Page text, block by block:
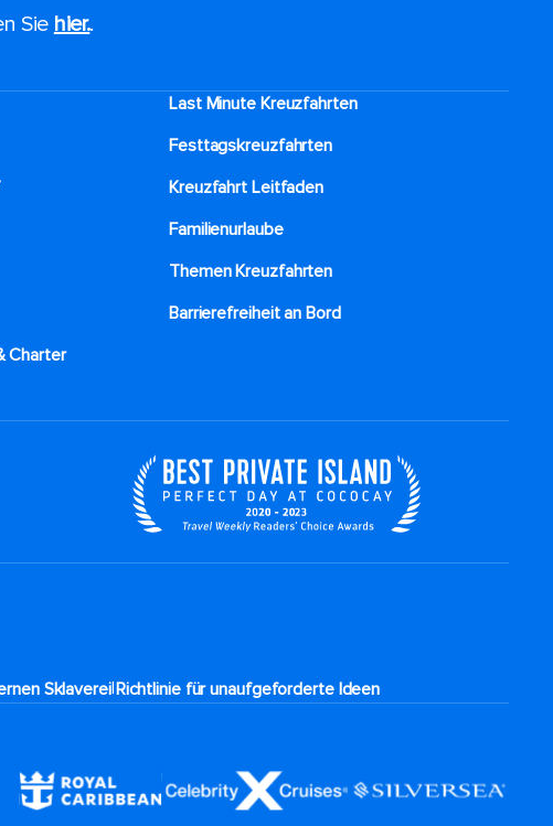
Sie hier..
Last Minute Kreuzfahrten
Festtagskreuzfahrten​
Kreuzfahrt Leitfaden
Familienurlaube​
Themen Kreuzfahrten
Barrierefreiheit an Bord​
Charter
Sklaverei|Richtlinie für unaufgeforderte Ideen